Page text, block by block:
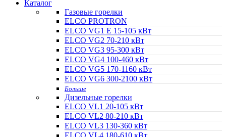
Каталог
Газовые горелки
ELCO PROTRON
ELCO VG1 E 15-105 кВт
ELCO VG2 70-210 кВт
ELCO VG3 95-300 кВт
ELCO VG4 100-460 кВт
ELCO VG5 170-1160 кВт
ELCO VG6 300-2100 кВт
Больше
Дизельные горелки
ELCO VL1 20-105 кВт
ELCO VL2 80-210 кВт
ELCO VL3 130-360 кВт